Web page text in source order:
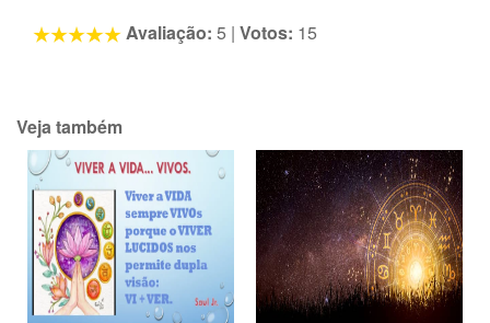
Avaliação: 5 | Votos: 15
Veja também